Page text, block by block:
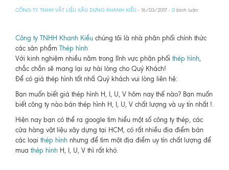
CÔNG TY TNHH VẬT LIỆU XÂU DỰNG KHANH KIỀU - 16/03/2017 - 0 bình luận
Công ty TNHH Khanh Kiều chúng tôi là nhà phân phối chính thức
các sản phẩm Thép hình
Với kinh nghiệm nhiều năm trong lĩnh vực phân phối thép hình,
chắc chắn sẽ mang lại sự hài lòng cho Quý Khách!
Để có giá thép hình tốt nhấ Quý khách vui lòng liên hệ:
Bạn muốn biết giá thép hình H, I, U, V hôm nay thế nào? Bạn muốn
biết công ty nào bán thép hình H, I, U, V chất lượng và uy tín nhất !.
Hiện nay bạn có thể ra google tìm hiểu một số công ty thép, các
cửa hàng vật liệu xây dựng tại HCM, có rất nhiều địa điểm bán
các loại thép hình nhưng để tìm một địa điểm uy tín chất lượng để
mua thép hình H, I, U, V thì rất khó.